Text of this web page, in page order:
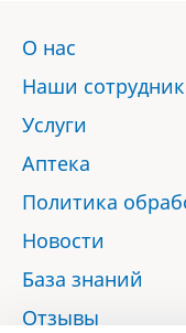
О нас
Наши
Услуги
Аптека
Политика
Новости
База знаний
Отзывы